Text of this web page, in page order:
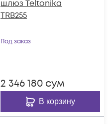
шлюз Teltonika
TRB255
Под заказ
2 346 180 сум
В корзину